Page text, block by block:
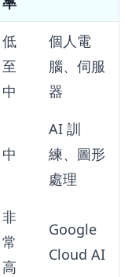
低
至
中
個人電
腦、伺服
器
中
AI 訓
練、圖形
處理
非
常
高
Google
Cloud AI